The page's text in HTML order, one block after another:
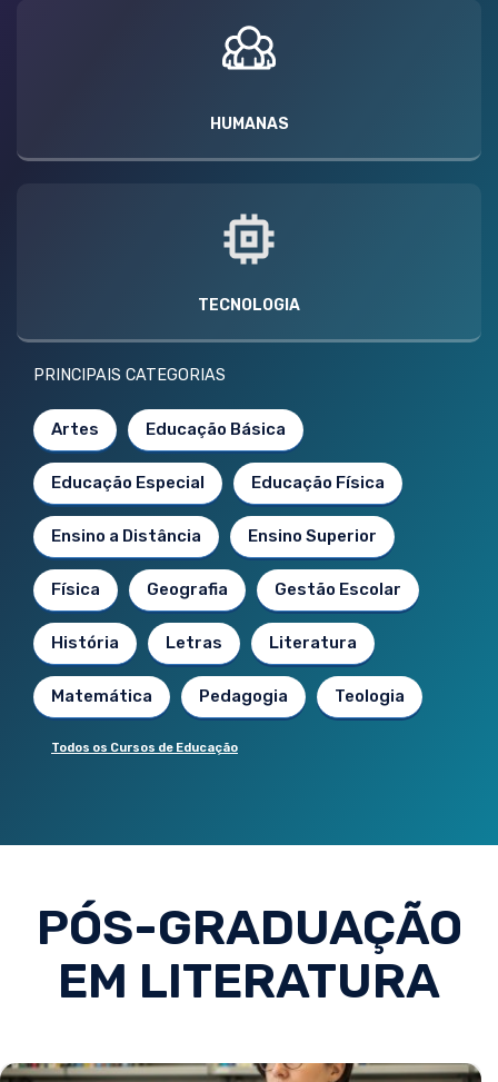
HUMANAS
TECNOLOGIA
PRINCIPAIS CATEGORIAS
Artes Educação Básica
Educação Especial Educação Física
Ensino a Distância Ensino Superior
Física Geografia Gestão Escolar
História Letras Literatura
Matemática Pedagogia Teologia
Todos os Cursos de Educação
PÓS-GRADUAÇÃO
EM LITERATURA